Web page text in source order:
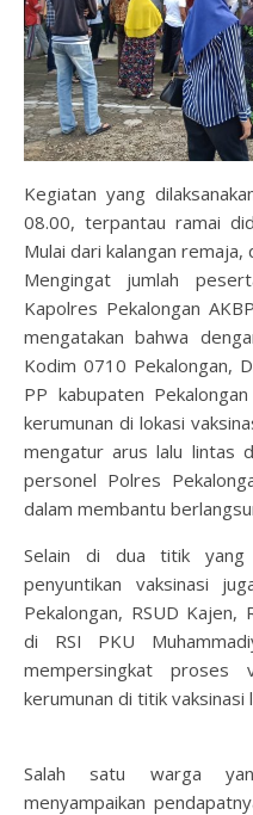
Kegiatan yang
08.00, terpantau ramai
Mulai dari kalangan
Mengingat jumlah
Kapolres Pekalongan
mengatakan bahwa
Kodim 0710 Pekalongan,
PP kabupaten
kerumunan di lokasi
mengatur arus lalu lintas
personel Polres
dalam membantu
Selain di dua titik yang
penyuntikan vaksinasi
Pekalongan, RSUD Kajen,
di RSI PKU
mempersingkat proses
kerumunan di titik vaksinasi
Salah satu warga
menyampaikan